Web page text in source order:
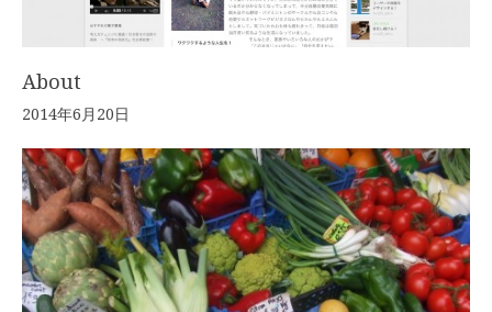
About
2014年6月20日